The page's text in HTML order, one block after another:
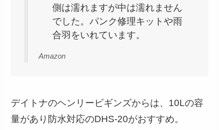
側は濡れますが中は濡れません
でした。パンク修理キットや雨
合羽をいれています。
Amazon
デイトナのヘンリービギンズからは、10Lの容
量があり防水対応のDHS-20がおすすめ。